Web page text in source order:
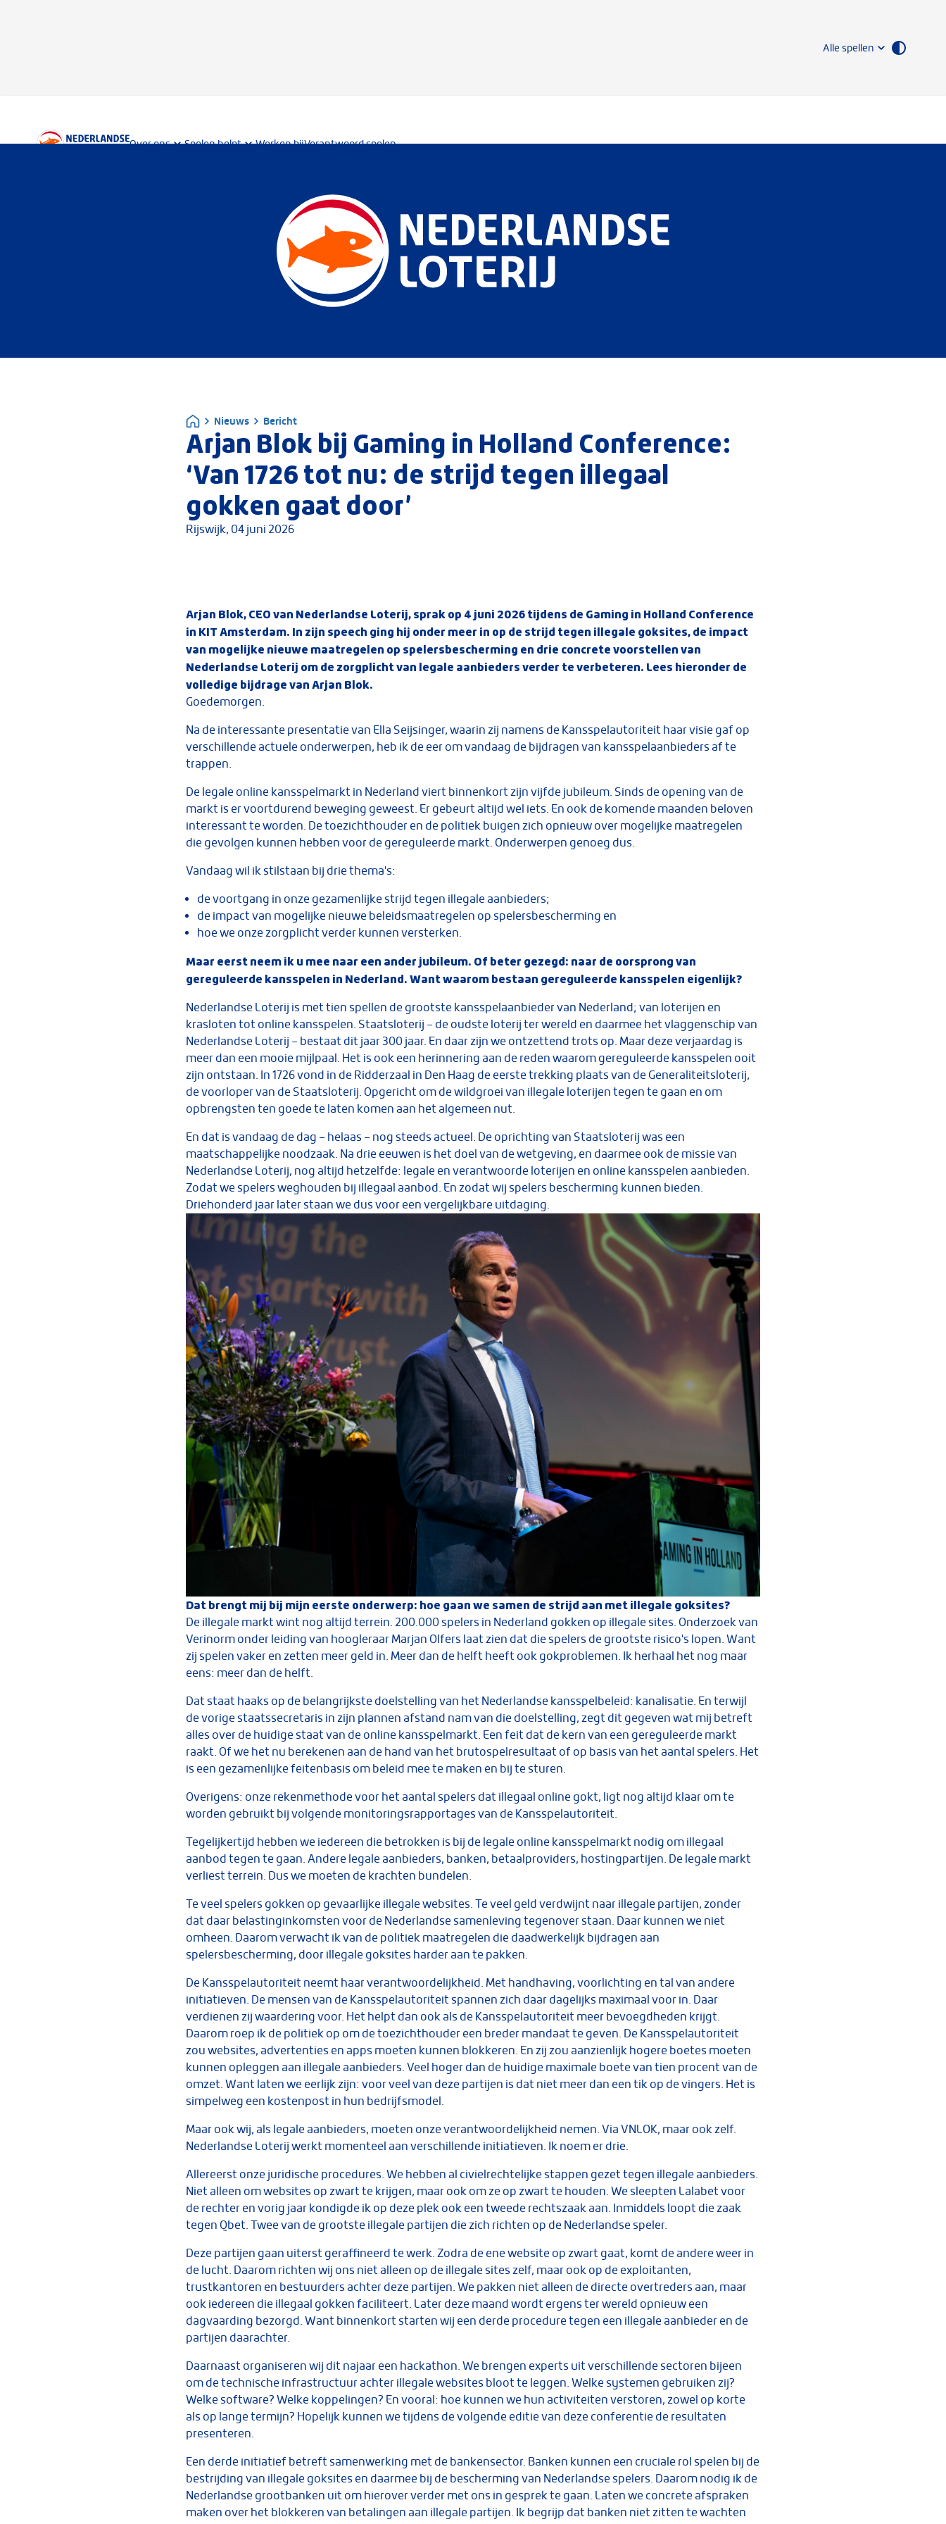
Alle spellen
Over ons Spelen helpt Werken bijVerantwoord spelen
Nieuws Bericht
Arjan Blok bij Gaming in Holland Conference:
‘Van 1726 tot nu: de strijd tegen illegaal
gokken gaat door’
Rijswijk, 04 juni 2026
Arjan Blok, CEO van Nederlandse Loterij, sprak op 4 juni 2026 tijdens de Gaming in Holland Conference
in KIT Amsterdam. In zijn speech ging hij onder meer in op de strijd tegen illegale goksites, de impact
van mogelijke nieuwe maatregelen op spelersbescherming en drie concrete voorstellen van
Nederlandse Loterij om de zorgplicht van legale aanbieders verder te verbeteren. Lees hieronder de
volledige bijdrage van Arjan Blok.
Goedemorgen.
Na de interessante presentatie van Ella Seijsinger, waarin zij namens de Kansspelautoriteit haar visie gaf op
verschillende actuele onderwerpen, heb ik de eer om vandaag de bijdragen van kansspelaanbieders af te
trappen.
De legale online kansspelmarkt in Nederland viert binnenkort zijn vijfde jubileum. Sinds de opening van de
markt is er voortdurend beweging geweest. Er gebeurt altijd wel iets. En ook de komende maanden beloven
interessant te worden. De toezichthouder en de politiek buigen zich opnieuw over mogelijke maatregelen
die gevolgen kunnen hebben voor de gereguleerde markt. Onderwerpen genoeg dus.
Vandaag wil ik stilstaan bij drie thema's:
de voortgang in onze gezamenlijke strijd tegen illegale aanbieders;
de impact van mogelijke nieuwe beleidsmaatregelen op spelersbescherming en
hoe we onze zorgplicht verder kunnen versterken.
Maar eerst neem ik u mee naar een ander jubileum. Of beter gezegd: naar de oorsprong van
gereguleerde kansspelen in Nederland. Want waarom bestaan gereguleerde kansspelen eigenlijk?
Nederlandse Loterij is met tien spellen de grootste kansspelaanbieder van Nederland; van loterijen en
krasloten tot online kansspelen. Staatsloterij – de oudste loterij ter wereld en daarmee het vlaggenschip van
Nederlandse Loterij – bestaat dit jaar 300 jaar. En daar zijn we ontzettend trots op. Maar deze verjaardag is
meer dan een mooie mijlpaal. Het is ook een herinnering aan de reden waarom gereguleerde kansspelen ooit
zijn ontstaan. In 1726 vond in de Ridderzaal in Den Haag de eerste trekking plaats van de Generaliteitsloterij,
de voorloper van de Staatsloterij. Opgericht om de wildgroei van illegale loterijen tegen te gaan en om
opbrengsten ten goede te laten komen aan het algemeen nut.
En dat is vandaag de dag – helaas – nog steeds actueel. De oprichting van Staatsloterij was een
maatschappelijke noodzaak. Na drie eeuwen is het doel van de wetgeving, en daarmee ook de missie van
Nederlandse Loterij, nog altijd hetzelfde: legale en verantwoorde loterijen en online kansspelen aanbieden.
Zodat we spelers weghouden bij illegaal aanbod. En zodat wij spelers bescherming kunnen bieden.
Driehonderd jaar later staan we dus voor een vergelijkbare uitdaging.
Dat brengt mij bij mijn eerste onderwerp: hoe gaan we samen de strijd aan met illegale goksites?
De illegale markt wint nog altijd terrein. 200.000 spelers in Nederland gokken op illegale sites. Onderzoek van
Verinorm onder leiding van hoogleraar Marjan Olfers laat zien dat die spelers de grootste risico's lopen. Want
zij spelen vaker en zetten meer geld in. Meer dan de helft heeft ook gokproblemen. Ik herhaal het nog maar
eens: meer dan de helft.
Dat staat haaks op de belangrijkste doelstelling van het Nederlandse kansspelbeleid: kanalisatie. En terwijl
de vorige staatssecretaris in zijn plannen afstand nam van die doelstelling, zegt dit gegeven wat mij betreft
alles over de huidige staat van de online kansspelmarkt. Een feit dat de kern van een gereguleerde markt
raakt. Of we het nu berekenen aan de hand van het brutospelresultaat of op basis van het aantal spelers. Het
is een gezamenlijke feitenbasis om beleid mee te maken en bij te sturen.
Overigens: onze rekenmethode voor het aantal spelers dat illegaal online gokt, ligt nog altijd klaar om te
worden gebruikt bij volgende monitoringsrapportages van de Kansspelautoriteit.
Tegelijkertijd hebben we iedereen die betrokken is bij de legale online kansspelmarkt nodig om illegaal
aanbod tegen te gaan. Andere legale aanbieders, banken, betaalproviders, hostingpartijen. De legale markt
verliest terrein. Dus we moeten de krachten bundelen.
Te veel spelers gokken op gevaarlijke illegale websites. Te veel geld verdwijnt naar illegale partijen, zonder
dat daar belastinginkomsten voor de Nederlandse samenleving tegenover staan. Daar kunnen we niet
omheen. Daarom verwacht ik van de politiek maatregelen die daadwerkelijk bijdragen aan
spelersbescherming, door illegale goksites harder aan te pakken.
De Kansspelautoriteit neemt haar verantwoordelijkheid. Met handhaving, voorlichting en tal van andere
initiatieven. De mensen van de Kansspelautoriteit spannen zich daar dagelijks maximaal voor in. Daar
verdienen zij waardering voor. Het helpt dan ook als de Kansspelautoriteit meer bevoegdheden krijgt.
Daarom roep ik de politiek op om de toezichthouder een breder mandaat te geven. De Kansspelautoriteit
zou websites, advertenties en apps moeten kunnen blokkeren. En zij zou aanzienlijk hogere boetes moeten
kunnen opleggen aan illegale aanbieders. Veel hoger dan de huidige maximale boete van tien procent van de
omzet. Want laten we eerlijk zijn: voor veel van deze partijen is dat niet meer dan een tik op de vingers. Het is
simpelweg een kostenpost in hun bedrijfsmodel.
Maar ook wij, als legale aanbieders, moeten onze verantwoordelijkheid nemen. Via VNLOK, maar ook zelf.
Nederlandse Loterij werkt momenteel aan verschillende initiatieven. Ik noem er drie.
Allereerst onze juridische procedures. We hebben al civielrechtelijke stappen gezet tegen illegale aanbieders.
Niet alleen om websites op zwart te krijgen, maar ook om ze op zwart te houden. We sleepten Lalabet voor
de rechter en vorig jaar kondigde ik op deze plek ook een tweede rechtszaak aan. Inmiddels loopt die zaak
tegen Qbet. Twee van de grootste illegale partijen die zich richten op de Nederlandse speler.
Deze partijen gaan uiterst geraffineerd te werk. Zodra de ene website op zwart gaat, komt de andere weer in
de lucht. Daarom richten wij ons niet alleen op de illegale sites zelf, maar ook op de exploitanten,
trustkantoren en bestuurders achter deze partijen. We pakken niet alleen de directe overtreders aan, maar
ook iedereen die illegaal gokken faciliteert. Later deze maand wordt ergens ter wereld opnieuw een
dagvaarding bezorgd. Want binnenkort starten wij een derde procedure tegen een illegale aanbieder en de
partijen daarachter.
Daarnaast organiseren wij dit najaar een hackathon. We brengen experts uit verschillende sectoren bijeen
om de technische infrastructuur achter illegale websites bloot te leggen. Welke systemen gebruiken zij?
Welke software? Welke koppelingen? En vooral: hoe kunnen we hun activiteiten verstoren, zowel op korte
als op lange termijn? Hopelijk kunnen we tijdens de volgende editie van deze conferentie de resultaten
presenteren.
Een derde initiatief betreft samenwerking met de bankensector. Banken kunnen een cruciale rol spelen bij de
bestrijding van illegale goksites en daarmee bij de bescherming van Nederlandse spelers. Daarom nodig ik de
Nederlandse grootbanken uit om hierover verder met ons in gesprek te gaan. Laten we concrete afspraken
maken over het blokkeren van betalingen aan illegale partijen. Ik begrijp dat banken niet zitten te wachten